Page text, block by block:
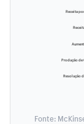
Receita
Produção de
Resolução
Fonte: